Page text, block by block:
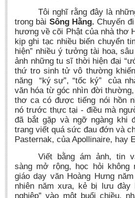
Tôi nghĩ rằng đây là
trong bài Sông Hằng. Chuyến
hương về cõi Phật của nhà thơ
kịp ghi tạc nhiều biến chuyển
hiện” nhiều ý tưởng tài hoa,
ảnh những tu sĩ thời hiện đại
thứ tro sinh tử vô thường
năng “ký sự”, “tốc ký” của
văn hóa từ góc nhìn đời thường,
thơ ca có được tiếng nói hồn
nó trước thực tại - điều mà
đã bắt gặp và ngỡ ngàng khi
trang viết quá sức đau đớn và
Pasternak, của Apollinaire, hay
Viết bằng ám ảnh, tin
sàng mở rộng, học hỏi không
giáo dạy văn Hoàng Hưng
nhiên năm xưa, kẻ bị lưu đày
nghiệp” vào một buổi chiều,